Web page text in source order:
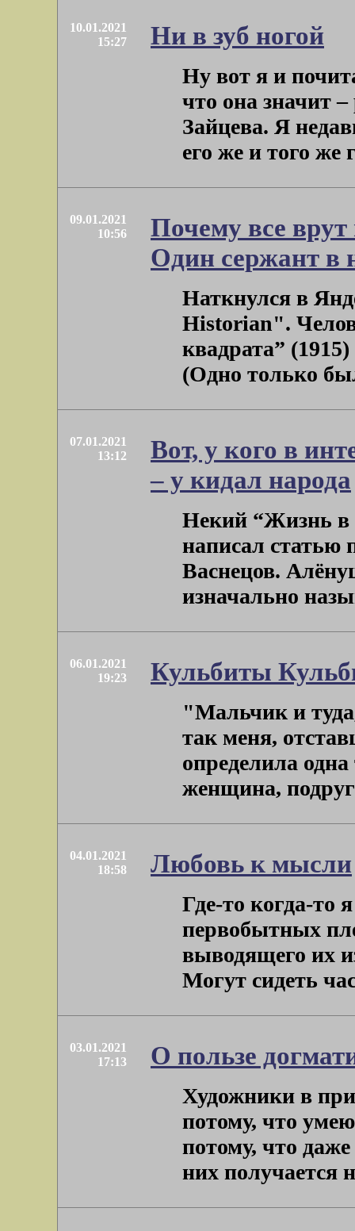
10.01.2021
15:27
Ни в зуб ногой
Ну вот я и
что она значит
Зайцева. Я
его же и того же
09.01.2021
10:56
Почему все
Один сержант в
Наткнулся в
Historian".
квадрата”
(Одно только
07.01.2021
13:12
Вот, у кого в
– у кидал народа
Некий “Жизнь в
написал статью
Васнецов.
изначально
06.01.2021
19:23
Кульбиты
"Мальчик и
так меня,
определила
женщина,
04.01.2021
18:58
Любовь к мысли
Где-то когда-то
первобытных
выводящего их
Могут сидеть
03.01.2021
17:13
О пользе
Художники в
потому, что
потому, что
них получается